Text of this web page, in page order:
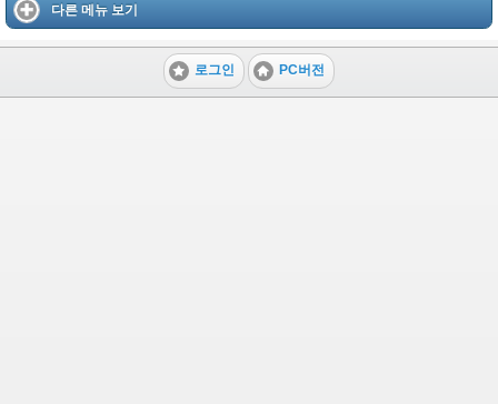
다른 메뉴 보기
로그인 PC버전